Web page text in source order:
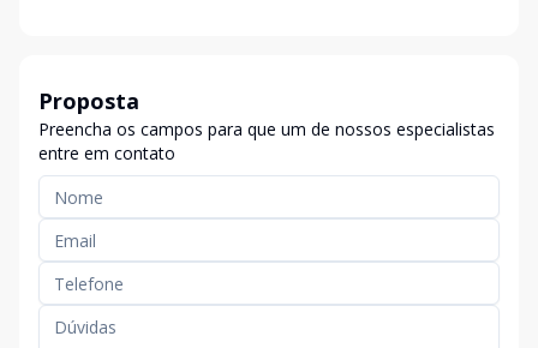
Proposta
Preencha os campos para que um de nossos especialistas
entre em contato